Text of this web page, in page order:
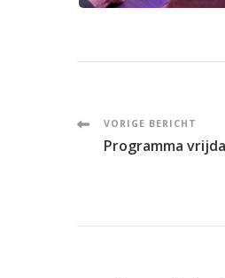
Post
VORIGE BERICHT
Programma